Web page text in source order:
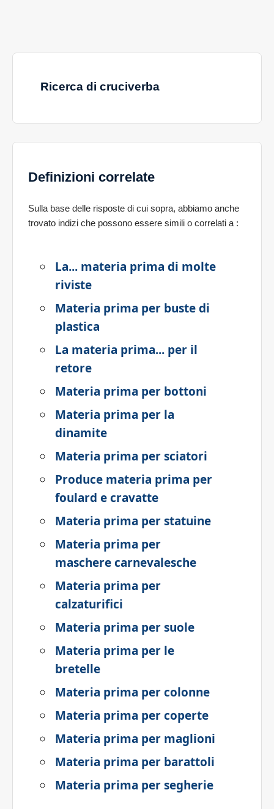
Ricerca di cruciverba
Definizioni correlate
Sulla base delle risposte di cui sopra, abbiamo anche
trovato indizi che possono essere simili o correlati a :
La... materia prima di molte
riviste
Materia prima per buste di
plastica
La materia prima... per il
retore
Materia prima per bottoni
Materia prima per la
dinamite
Materia prima per sciatori
Produce materia prima per
foulard e cravatte
Materia prima per statuine
Materia prima per
maschere carnevalesche
Materia prima per
calzaturifici
Materia prima per suole
Materia prima per le
bretelle
Materia prima per colonne
Materia prima per coperte
Materia prima per maglioni
Materia prima per barattoli
Materia prima per segherie